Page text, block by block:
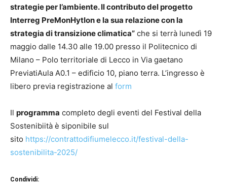
strategie per l’ambiente. Il contributo del progetto
Interreg PreMonHytIon e la sua relazione con la
strategia di transizione climatica” che si terrà lunedì 19
maggio dalle 14.30 alle 19.00 presso il Politecnico di
Milano – Polo territoriale di Lecco in Via gaetano
PreviatiAula A0.1 – edificio 10, piano terra. L’ingresso è
libero previa registrazione al form
Il programma completo degli eventi del Festival della
Sostenibiità è siponibile sul
sito https://contrattodifiumelecco.it/festival-della-
sostenibilita-2025/
Condividi: